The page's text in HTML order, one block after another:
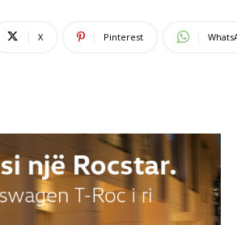
X Pinterest